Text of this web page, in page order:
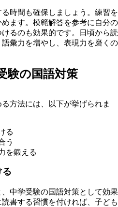
時間も確保しましょう。練習を
ます。模範解答を参考に自分の
るのも効果的です。日頃から読
彙力を増やし、表現力を磨くの
験の国語対策
方法には、以下が挙げられま
る
う
を鍛える
る
中学受験の国語対策として効果
書する習慣を付ければ、子ども